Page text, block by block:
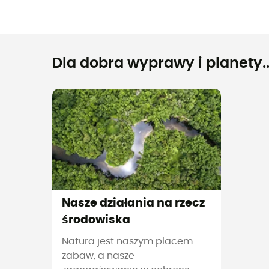
Dla dobra wyprawy i
Nasze działania na rzecz
środowiska
Natura jest naszym placem
zabaw, a nasze